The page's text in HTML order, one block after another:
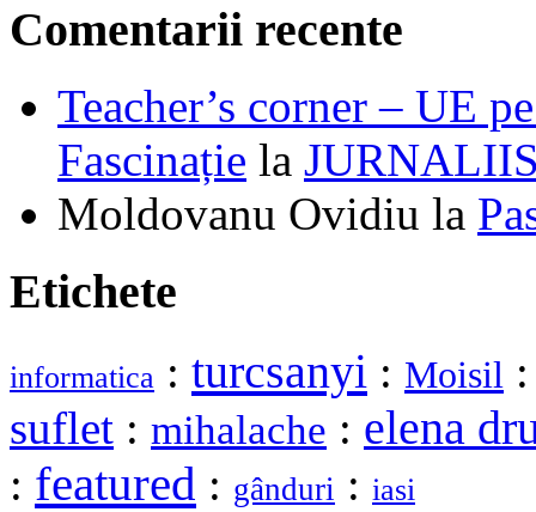
Comentarii recente
Teacher’s corner – UE
Fascinație la
Moldovanu Ovidiu la
Etichete
informatica : turcsanyi : Moisil
suflet : mihalache : elena
: featured : gânduri : iasi